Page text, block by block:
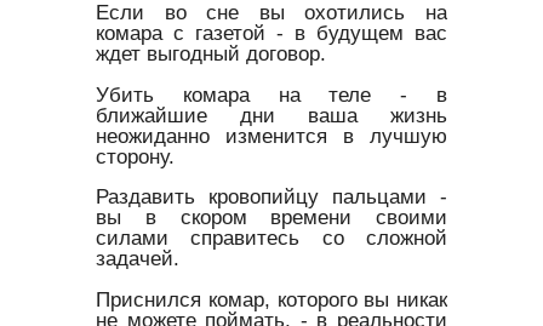
Если во сне вы охотились на
комара с газетой - в будущем вас
ждет выгодный договор.
Убить комара на теле - в
ближайшие дни ваша жизнь
неожиданно изменится в лучшую
сторону.
Раздавить кровопийцу пальцами -
вы в скором времени своими
силами справитесь со сложной
задачей.
Приснился комар, которого вы никак
не можете поймать, - в реальности